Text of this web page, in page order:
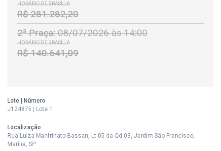
HORÁRIO DE BRASÍLIA
R$ 281.282,20
2ª Praça:08/07/2026 às 14:00
HORÁRIO DE BRASÍLIA
R$ 140.641,09
Lote | Número
J124875 | Lote 1
Localização
Rua Luiza Manfrinato Bassan, Lt 05 da Qd 03, Jardim São Francisco,
Marília, SP